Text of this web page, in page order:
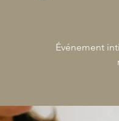
Événement